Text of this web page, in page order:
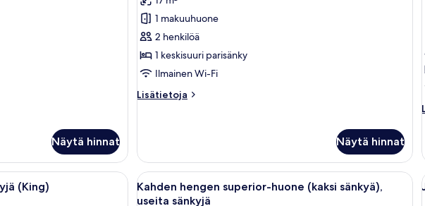
Näytä hinnat
huone,
keskisuuri
parisänky
(Queen)
kuvat
1 makuuhuone
2 henkilöä
1 keskisuuri parisänky
Ilmainen Wi-Fi
Lisätietoja
Lisätietoja
keskisuuri
parisänky
(Queen)
Näytä hinnat
jossa on puinen sängynpääty, valkoiset vuodevaatteet, seinään kiinnitetty lamppu ja
(King)
Avaa
kaikki
Hotellihuone, jossa on puinen
3
Kahden hengen superior-huone (kaksi sänkyä),
useita sänkyjä